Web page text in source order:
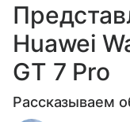
Huawei
GT 7 Pro
Рассказываем